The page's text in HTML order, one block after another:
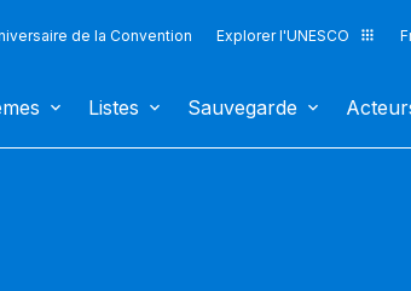
de la Convention Explorer l'UNESCO
Listes Sauvegarde